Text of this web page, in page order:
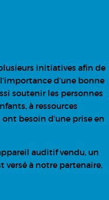
initiatives afin de
d’une bonne
soutenir les personnes
à ressources
besoin d’une prise en
auditif vendu, un
versé à notre partenaire,